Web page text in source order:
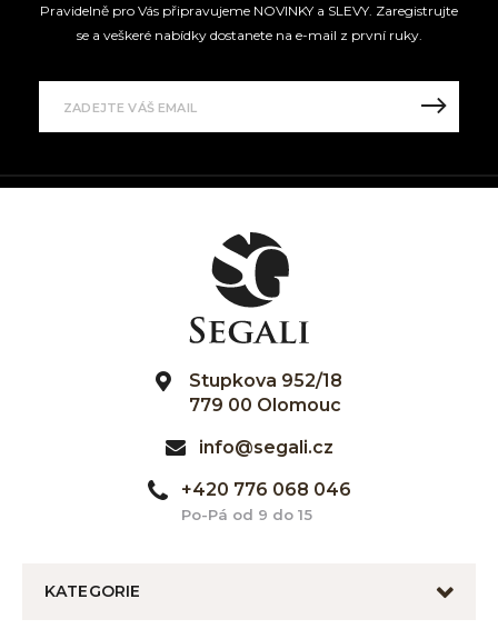
Pravidelně pro Vás připravujeme NOVINKY a SLEVY. Zaregistrujte
se a veškeré nabídky dostanete na e-mail z první ruky.
Stupkova 952/18
779 00 Olomouc
info@segali.cz
+420 776 068 046
Po-Pá od 9 do 15
KATEGORIE